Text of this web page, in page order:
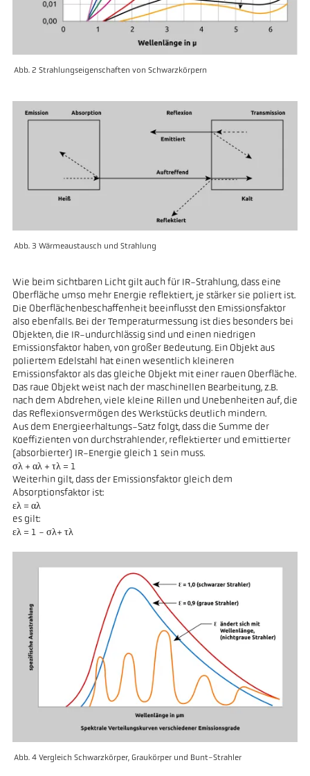
Abb. 2 Strahlungseigenschaften von Schwarzkörpern
Abb. 3 Wärmeaustausch und Strahlung
Wie beim sichtbaren Licht gilt auch für IR-Strahlung, dass eine
Oberfläche umso mehr Energie reflektiert, je stärker sie poliert ist.
Die Oberflächenbeschaffenheit beeinflusst den Emissionsfaktor
also ebenfalls. Bei der Temperaturmessung ist dies besonders bei
Objekten, die IR-undurchlässig sind und einen niedrigen
Emissionsfaktor haben, von großer Bedeutung. Ein Objekt aus
poliertem Edelstahl hat einen wesentlich kleineren
Emissionsfaktor als das gleiche Objekt mit einer rauen Oberfläche.
Das raue Objekt weist nach der maschinellen Bearbeitung, z.B.
nach dem Abdrehen, viele kleine Rillen und Unebenheiten auf, die
das Reflexionsvermögen des Werkstücks deutlich mindern.
Aus dem Energieerhaltungs-Satz folgt, dass die Summe der
Koeffizienten von durchstrahlender, reflektierter und emittierter
(absorbierter) IR-Energie gleich 1 sein muss.
σλ + αλ + τλ = 1
Weiterhin gilt, dass der Emissionsfaktor gleich dem
Absorptionsfaktor ist:
ελ = αλ
es gilt:
ελ = 1 - σλ+ τλ
Abb. 4 Vergleich Schwarzkörper, Graukörper und Bunt-Strahler